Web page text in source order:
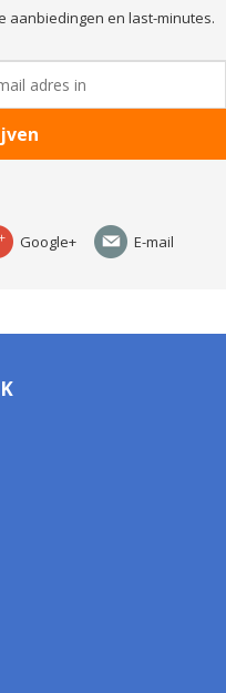
aanbiedingen en last-minutes.
Google+ E-mail